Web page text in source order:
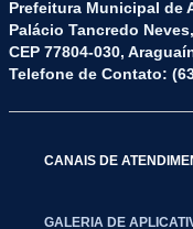
Prefeitura Municipal de
Palácio Tancredo
CEP 77804-030,
Telefone de Contato:
CANAIS DE
GALERIA DE